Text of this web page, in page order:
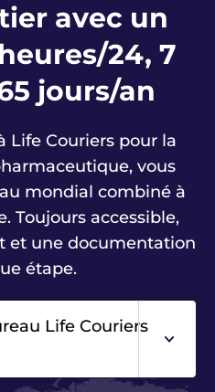
avec un
24, 7
jours/an
Life Couriers pour la
vous
mondial combiné à
Toujours accessible,
et une documentation
étape.
Life Couriers